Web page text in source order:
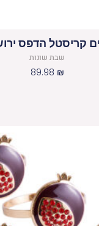
הדפס ירושלים
שבת שונות
89.98 ₪